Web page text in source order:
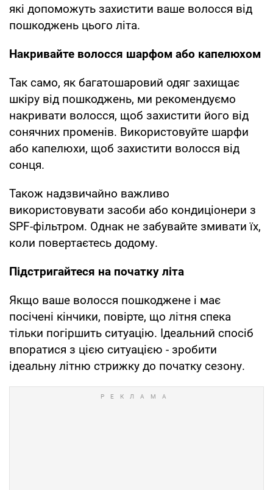
які допоможуть захистити ваше волосся від
пошкоджень цього літа.
Накривайте волосся шарфом або капелюхом
Так само, як багатошаровий одяг захищає
шкіру від пошкоджень, ми рекомендуємо
накривати волосся, щоб захистити його від
сонячних променів. Використовуйте шарфи
або капелюхи, щоб захистити волосся від
сонця.
Також надзвичайно важливо
використовувати засоби або кондиціонери з
SPF-фільтром. Однак не забувайте змивати їх,
коли повертаєтесь додому.
Підстригайтеся на початку літа
Якщо ваше волосся пошкоджене і має
посічені кінчики, повірте, що літня спека
тільки погіршить ситуацію. Ідеальний спосіб
впоратися з цією ситуацією - зробити
ідеальну літню стрижку до початку сезону.